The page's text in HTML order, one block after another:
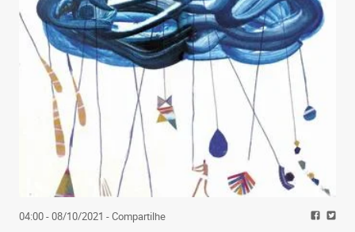
04:00 - 08/10/2021 - Compartilhe